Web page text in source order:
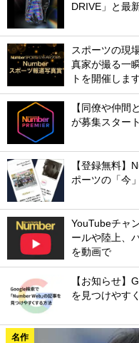
DRIVE」と最
スポーツの現
真家が撮る一
トを開催しま
【同僚や仲間
が募集スター
【登録無料】
ポーツの「今
YouTubeチャ
ールや陸上、
を動画で
【お知らせ】
を見つけやす
名作